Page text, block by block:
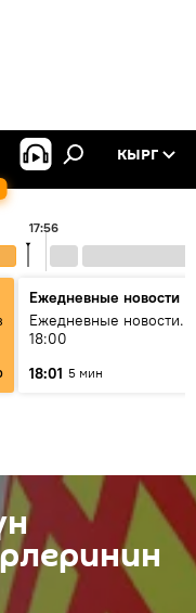
КЫРГ
17:56
Ежедневные новости
Ежедневные новости.
18:00
18:01 5 мин